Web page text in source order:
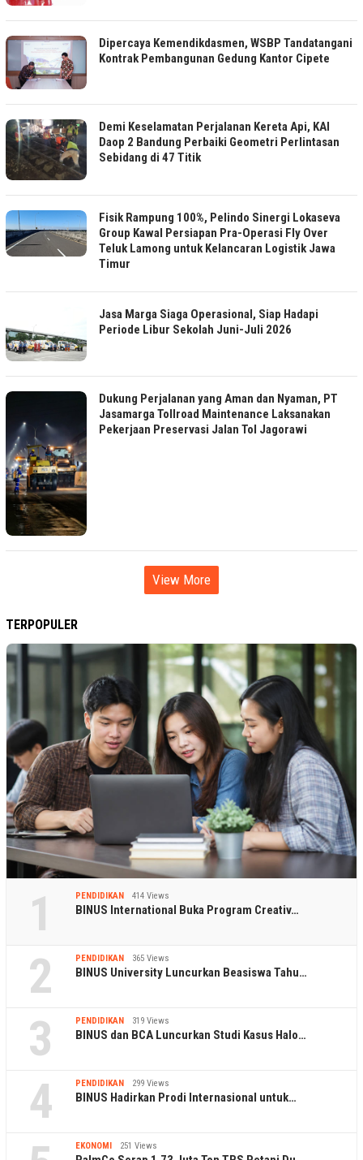
Dipercaya Kemendikdasmen, WSBP Tandatangani
Kontrak Pembangunan Gedung Kantor Cipete
Demi Keselamatan Perjalanan Kereta Api, KAI
Daop 2 Bandung Perbaiki Geometri Perlintasan
Sebidang di 47 Titik
Fisik Rampung 100%, Pelindo Sinergi Lokaseva
Group Kawal Persiapan Pra-Operasi Fly Over
Teluk Lamong untuk Kelancaran Logistik Jawa
Timur
Jasa Marga Siaga Operasional, Siap Hadapi
Periode Libur Sekolah Juni-Juli 2026
Dukung Perjalanan yang Aman dan Nyaman, PT
Jasamarga Tollroad Maintenance Laksanakan
Pekerjaan Preservasi Jalan Tol Jagorawi
View More
TERPOPULER
1 PENDIDIKAN 414 Views
BINUS International Buka Program Creativ…
2 PENDIDIKAN 365 Views
BINUS University Luncurkan Beasiswa Tahu…
3 PENDIDIKAN 319 Views
BINUS dan BCA Luncurkan Studi Kasus Halo…
4 PENDIDIKAN 299 Views
BINUS Hadirkan Prodi Internasional untuk…
EKONOMI 251 Views